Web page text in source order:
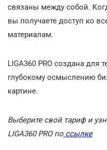
связаны между собой.
вы получаете доступ ко
материалам.
LIGA360 PRO создана для
глубокому осмыслению
картине.
Выберите свой тариф и
LIGA360 PRO по ссылке